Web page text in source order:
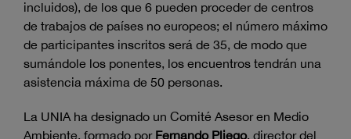
incluidos), de los que 6 pueden proceder de centros
de trabajos de países no europeos; el número máximo
de participantes inscritos será de 35, de modo que
sumándole los ponentes, los encuentros tendrán una
asistencia máxima de 50 personas.
La UNIA ha designado un Comité Asesor en Medio
Ambiente, formado por Fernando Pliego, director del